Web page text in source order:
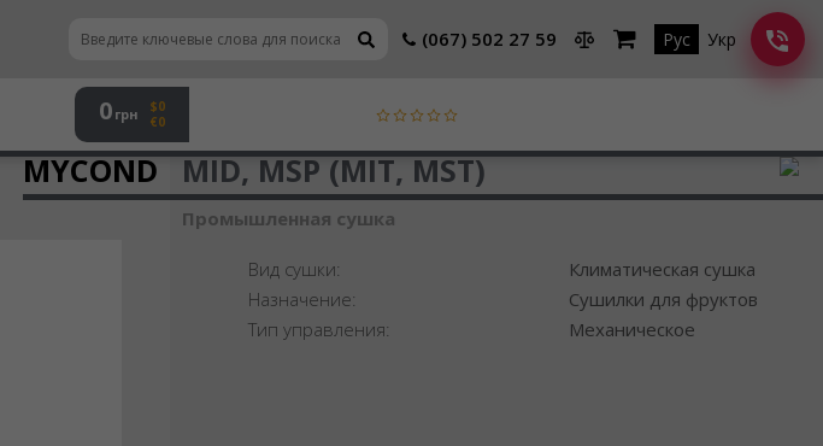
(067) 502 27 59 Рус Укр
0 грн
$0
€0
MYCOND MID, MSP (MIT, MST)
Промышленная сушка
Вид сушки:
Климатическая сушка
Назначение:
Сушилки для фруктов
Тип управления:
Механическое